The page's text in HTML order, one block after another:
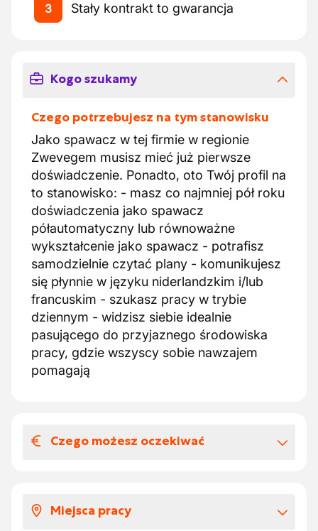
3 Stały kontrakt to gwarancja
Kogo szukamy
Czego potrzebujesz na tym stanowisku
Jako spawacz w tej firmie w regionie
Zwevegem musisz mieć już pierwsze
doświadczenie. Ponadto, oto Twój profil na
to stanowisko: - masz co najmniej pół roku
doświadczenia jako spawacz
półautomatyczny lub równoważne
wykształcenie jako spawacz - potrafisz
samodzielnie czytać plany - komunikujesz
się płynnie w języku niderlandzkim i/lub
francuskim - szukasz pracy w trybie
dziennym - widzisz siebie idealnie
pasującego do przyjaznego środowiska
pracy, gdzie wszyscy sobie nawzajem
pomagają
Czego możesz oczekiwać
Stała umowa na czas nieokreślony jest
Miejsca pracy